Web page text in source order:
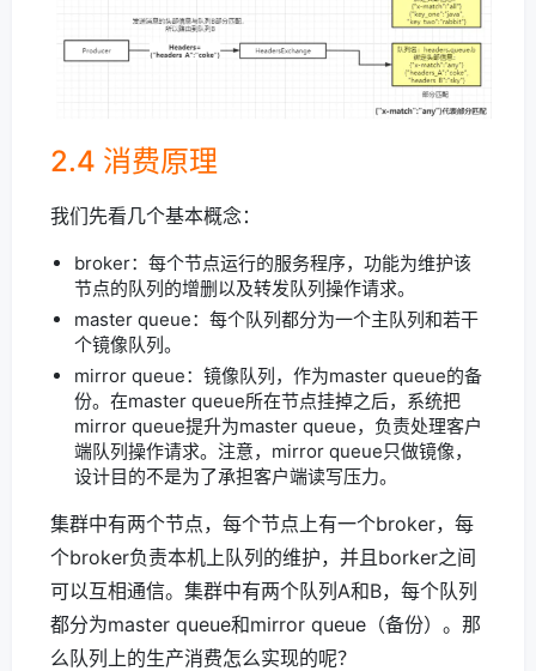
2.4 消费原理
我们先看几个基本概念：
broker：每个节点运行的服务程序，功能为维护该
节点的队列的增删以及转发队列操作请求。
master queue：每个队列都分为一个主队列和若干
个镜像队列。
mirror queue：镜像队列，作为master queue的备
份。在master queue所在节点挂掉之后，系统把
mirror queue提升为master queue，负责处理客户
端队列操作请求。注意，mirror queue只做镜像，
设计目的不是为了承担客户端读写压力。
集群中有两个节点，每个节点上有一个broker，每
个broker负责本机上队列的维护，并且borker之间
可以互相通信。集群中有两个队列A和B，每个队列
都分为master queue和mirror queue（备份）。那
么队列上的生产消费怎么实现的呢？